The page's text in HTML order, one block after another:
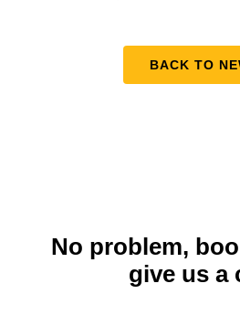
BACK TO
No problem,
give us a